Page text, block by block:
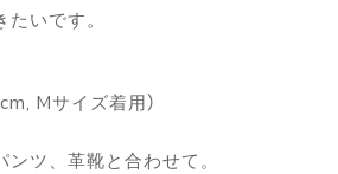
いです。
Mサイズ着用）
ツ、革靴と合わせて。